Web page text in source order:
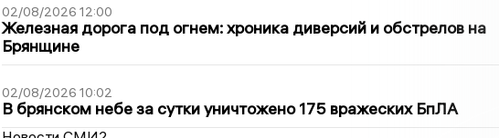
02/08/2026 12:00
Железная дорога под огнем: хроника диверсий и обстрелов на
Брянщине
02/08/2026 10:02
В брянском небе за сутки уничтожено 175 вражеских БпЛА